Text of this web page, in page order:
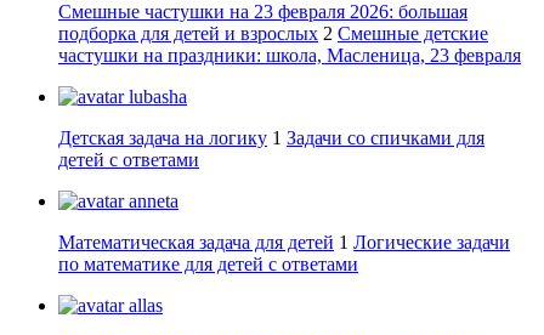
Смешные частушки на 23 февраля 2026: большая
подборка для детей и взрослых 2 Смешные детские
частушки на праздники: школа, Масленица, 23 февраля
lubasha
Детская задача на логику 1 Задачи со спичками для
детей с ответами
anneta
Математическая задача для детей 1 Логические задачи
по математике для детей с ответами
allas